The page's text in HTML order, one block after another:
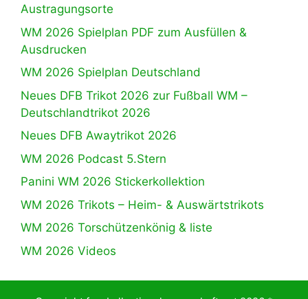
Austragungsorte
WM 2026 Spielplan PDF zum Ausfüllen &
Ausdrucken
WM 2026 Spielplan Deutschland
Neues DFB Trikot 2026 zur Fußball WM –
Deutschlandtrikot 2026
Neues DFB Awaytrikot 2026
WM 2026 Podcast 5.Stern
Panini WM 2026 Stickerkollektion
WM 2026 Trikots – Heim- & Auswärtstrikots
WM 2026 Torschützenkönig & liste
WM 2026 Videos